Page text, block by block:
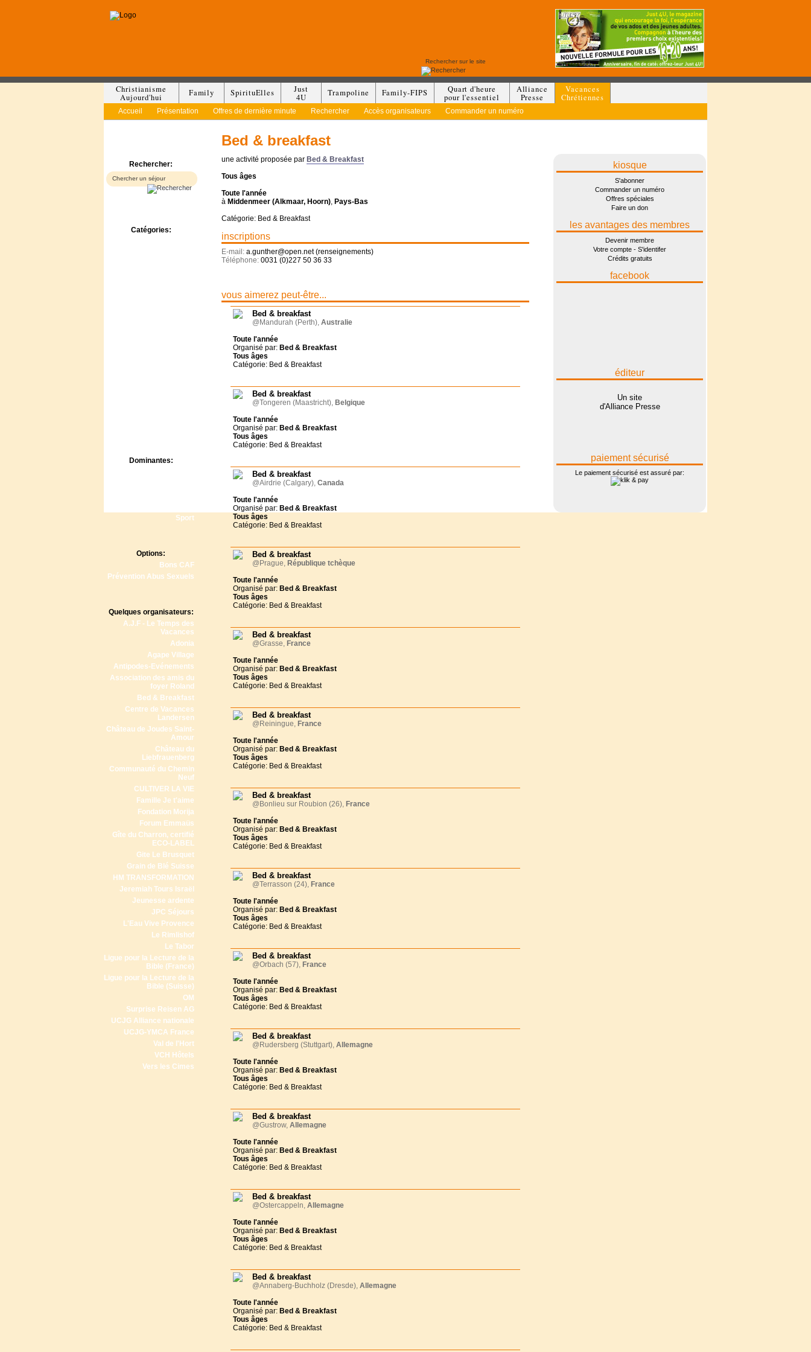
Christianisme
Aujourd'hui
Family SpirituElles
Just
4U
Trampoline Family-FIPS
Quart d'heure
pour l'essentiel
Alliance
Presse
Vacances
Chrétiennes
Accueil Présentation Offres de dernière minute Rechercher Accès organisateurs Commander un numéro
Rechercher:
Catégories:
Dominantes:
Sport
Options:
Bons CAF
Prévention Abus Sexuels
Quelques organisateurs:
A.J.F - Le Temps des
Vacances
Adonia
Agape Village
Antipodes-Evénements
Association des amis du
foyer Roland
Bed & Breakfast
Centre de Vacances
Landersen
Château de Joudes Saint-
Amour
Château du
Liebfrauenberg
Communauté du Chemin
Neuf
CULTIVER LA VIE
Famille Je t'aime
Fondation Morija
Forum Emmaüs
Gîte du Charron, certifié
ECO-LABEL
Gite Le Brusquet
Grain de Blé Suisse
HM TRANSFORMATION
Jeremiah Tours Israël
Jeunesse ardente
JPC Séjours
L'Eau Vive Provence
Le Rimlishof
Le Tabor
Ligue pour la Lecture de la
Bible (France)
Ligue pour la Lecture de la
Bible (Suisse)
OM
Surprise Reisen AG
UCJG Alliance nationale
UCJG-YMCA France
Val de l'Hort
VCH Hôtels
Vers les Cimes
Bed & breakfast
une activité proposée par Bed & Breakfast
Tous âges
Toute l'année
à Middenmeer (Alkmaar, Hoorn), Pays-Bas
Catégorie: Bed & Breakfast
inscriptions
E-mail: a.gunther@open.net (renseignements)
Téléphone: 0031 (0)227 50 36 33
vous aimerez peut-être...
Bed & breakfast
@Mandurah (Perth), Australie
Toute l'année
Organisé par: Bed & Breakfast
Tous âges
Catégorie: Bed & Breakfast
Bed & breakfast
@Tongeren (Maastricht), Belgique
Toute l'année
Organisé par: Bed & Breakfast
Tous âges
Catégorie: Bed & Breakfast
Bed & breakfast
@Airdrie (Calgary), Canada
Toute l'année
Organisé par: Bed & Breakfast
Tous âges
Catégorie: Bed & Breakfast
Bed & breakfast
@Prague, République tchèque
Toute l'année
Organisé par: Bed & Breakfast
Tous âges
Catégorie: Bed & Breakfast
Bed & breakfast
@Grasse, France
Toute l'année
Organisé par: Bed & Breakfast
Tous âges
Catégorie: Bed & Breakfast
Bed & breakfast
@Reiningue, France
Toute l'année
Organisé par: Bed & Breakfast
Tous âges
Catégorie: Bed & Breakfast
Bed & breakfast
@Bonlieu sur Roubion (26), France
Toute l'année
Organisé par: Bed & Breakfast
Tous âges
Catégorie: Bed & Breakfast
Bed & breakfast
@Terrasson (24), France
Toute l'année
Organisé par: Bed & Breakfast
Tous âges
Catégorie: Bed & Breakfast
Bed & breakfast
@Orbach (57), France
Toute l'année
Organisé par: Bed & Breakfast
Tous âges
Catégorie: Bed & Breakfast
Bed & breakfast
@Rudersberg (Stuttgart), Allemagne
Toute l'année
Organisé par: Bed & Breakfast
Tous âges
Catégorie: Bed & Breakfast
Bed & breakfast
@Gustrow, Allemagne
Toute l'année
Organisé par: Bed & Breakfast
Tous âges
Catégorie: Bed & Breakfast
Bed & breakfast
@Ostercappeln, Allemagne
Toute l'année
Organisé par: Bed & Breakfast
Tous âges
Catégorie: Bed & Breakfast
Bed & breakfast
@Annaberg-Buchholz (Dresde), Allemagne
Toute l'année
Organisé par: Bed & Breakfast
Tous âges
Catégorie: Bed & Breakfast
kiosque
S'abonner
Commander un numéro
Offres spéciales
Faire un don
les avantages des membres
Devenir membre
Votre compte - S'identifer
Crédits gratuits
facebook
éditeur
Un site
d'Alliance Presse
paiement sécurisé
Le paiement sécurisé est assuré par: